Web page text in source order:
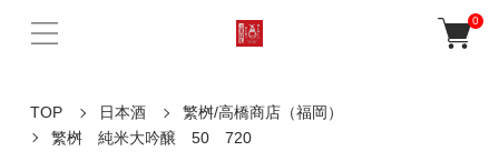
0
TOP 日本酒
繁桝/高橋商店（福岡）
繁桝 純米大吟醸 50 720